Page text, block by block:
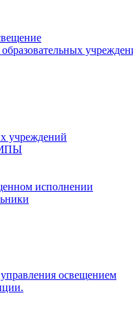
учреждений
исполнении
освещением